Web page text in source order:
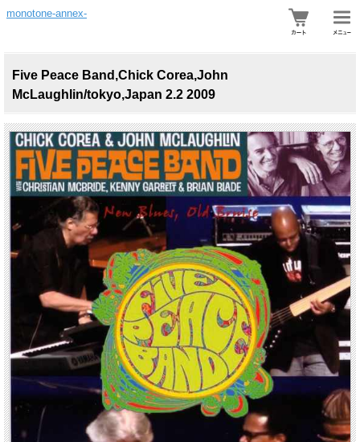
monotone-annex-
Five Peace Band,Chick Corea,John
McLaughlin/tokyo,Japan 2.2 2009